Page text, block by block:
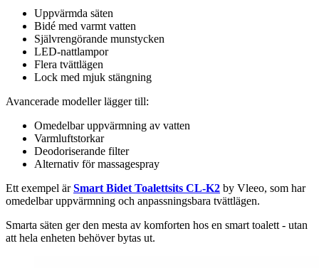
Uppvärmda säten
Bidé med varmt vatten
Självrengörande munstycken
LED-nattlampor
Flera tvättlägen
Lock med mjuk stängning
Avancerade modeller lägger till:
Omedelbar uppvärmning av vatten
Varmluftstorkar
Deodoriserande filter
Alternativ för massagespray
Ett exempel ärSmart Bidet Toalettsits CL-K2 by Vleeo, som har
omedelbar uppvärmning och anpassningsbara tvättlägen.
Smarta säten ger den mesta av komforten hos en smart toalett - utan
att hela enheten behöver bytas ut.